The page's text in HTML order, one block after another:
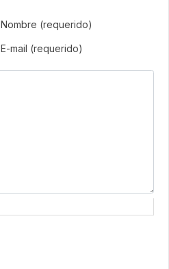
Nombre (requerido)
E-mail (requerido)